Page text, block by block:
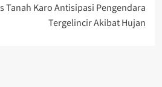
Tanah Karo Antisipasi Pengendara
Tergelincir Akibat Hujan